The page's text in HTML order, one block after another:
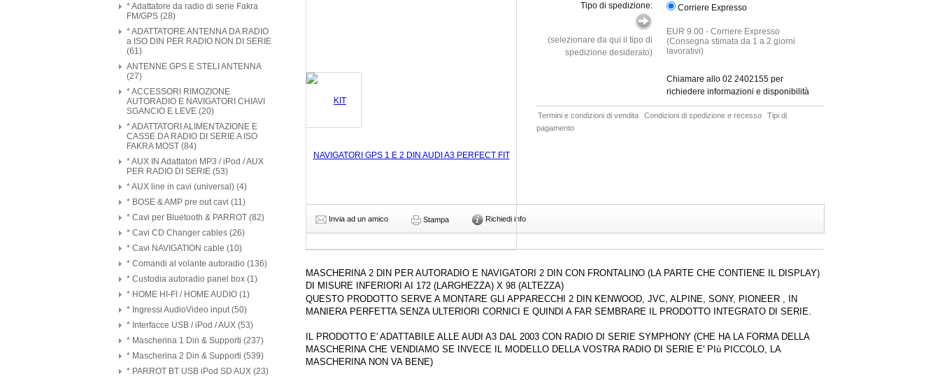
* Adattatore da radio di serie Fakra
FM/GPS (28)
* ADATTATORE ANTENNA DA RADIO
a ISO DIN PER RADIO NON DI SERIE
(61)
ANTENNE GPS E STELI ANTENNA
(27)
* ACCESSORI RIMOZIONE
AUTORADIO E NAVIGATORI CHIAVI
SGANCIO E LEVE (20)
* ADATTATORI ALIMENTAZIONE E
CASSE DA RADIO DI SERIE A ISO
FAKRA MOST (84)
* AUX IN Adattatori MP3 / iPod / AUX
PER RADIO DI SERIE (53)
* AUX line in cavi (universal) (4)
* BOSE & AMP pre out cavi (11)
* Cavi per Bluetooth & PARROT (82)
* Cavi CD Changer cables (26)
* Cavi NAVIGATION cable (10)
* Comandi al volante autoradio (136)
* Custodia autoradio panel box (1)
* HOME HI-FI / HOME AUDIO (1)
* Ingressi AudioVideo input (50)
* Interfacce USB / iPod / AUX (53)
* Mascherina 1 Din & Supporti (237)
* Mascherina 2 Din & Supporti (539)
* PARROT BT USB iPod SD AUX (23)
Tipo di spedizione:
(selezionare da qui il tipo di
spedizione desiderato)
Corriere Expresso
EUR 9.00 - Corriere Expresso
(Consegna stimata da 1 a 2 giorni
lavorativi)
Chiamare allo 02 2402155 per
richiedere informazioni e disponibilità
Termini e condizioni di vendita Condizioni di spedizione e recesso
Tipi di
pagamento
Invia ad un amico Stampa Richiedi info
MASCHERINA 2 DIN PER AUTORADIO E NAVIGATORI 2 DIN CON FRONTALINO (LA PARTE CHE CONTIENE IL DISPLAY)
DI MISURE INFERIORI AI 172 (LARGHEZZA) X 98 (ALTEZZA)
QUESTO PRODOTTO SERVE A MONTARE GLI APPARECCHI 2 DIN KENWOOD, JVC, ALPINE, SONY, PIONEER , IN
MANIERA PERFETTA SENZA ULTERIORI CORNICI E QUINDI A FAR SEMBRARE IL PRODOTTO INTEGRATO DI SERIE.
IL PRODOTTO E' ADATTABILE ALLE AUDI A3 DAL 2003 CON RADIO DI SERIE SYMPHONY (CHE HA LA FORMA DELLA
MASCHERINA CHE VENDIAMO SE INVECE IL MODELLO DELLA VOSTRA RADIO DI SERIE E' PIù PICCOLO, LA
MASCHERINA NON VA BENE)